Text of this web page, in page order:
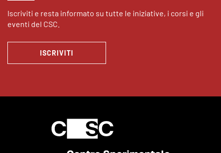
Iscriviti e resta informato su tutte le iniziative, i corsi e gli
eventi del CSC.
ISCRIVITI